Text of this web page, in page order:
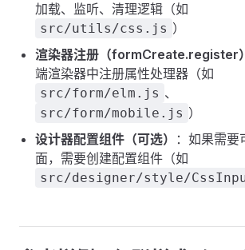
加载、监听、清理逻辑（如
src/utils/css.js ）
渲染器注册（formCreate.register）
端渲染器中注册属性处理器（如
src/form/elm.js 、
src/form/mobile.js ）
设计器配置组件（可选）
：如果需要
面，需要创建配置组件（如
src/designer/style/